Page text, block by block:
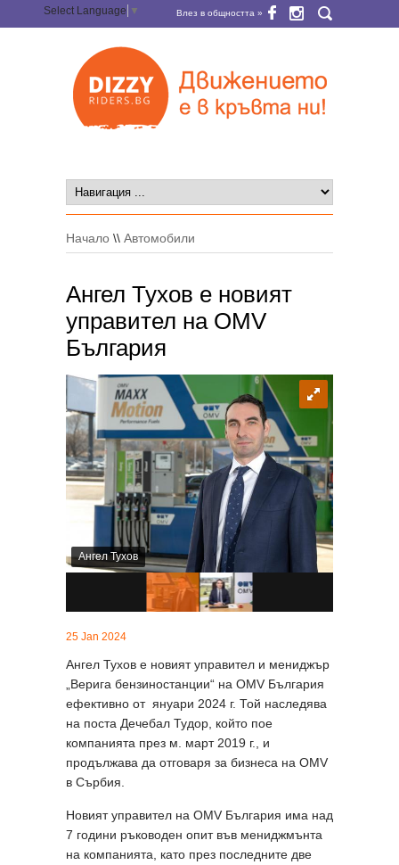
Select Language ▼ Влез в общността »
Начало \\ Автомобили
Ангел Тухов е новият
управител на OMV
България
Ангел Тухов
25 Jan 2024
Ангел Тухов е новият управител и мениджър
„Верига бензиностанции“ на OMV България
ефективно от януари 2024 г. Той наследява
на поста Дечебал Тудор, който пое
компанията през м. март 2019 г., и
продължава да отговаря за бизнеса на OMV
в Сърбия.
Новият управител на OMV България има над
7 години ръководен опит във мениджмънта
на компанията, като през последните две